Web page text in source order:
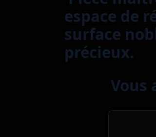
espace de
surface
précieux.
Vous